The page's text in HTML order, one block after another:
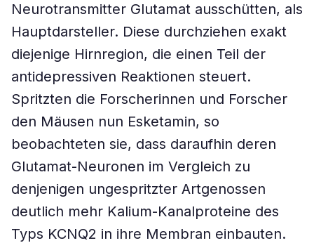
Neurotransmitter Glutamat ausschütten, als
Hauptdarsteller. Diese durchziehen exakt
diejenige Hirnregion, die einen Teil der
antidepressiven Reaktionen steuert.
Spritzten die Forscherinnen und Forscher
den Mäusen nun Esketamin, so
beobachteten sie, dass daraufhin deren
Glutamat-Neuronen im Vergleich zu
denjenigen ungespritzter Artgenossen
deutlich mehr Kalium-Kanalproteine des
Typs KCNQ2 in ihre Membran einbauten.